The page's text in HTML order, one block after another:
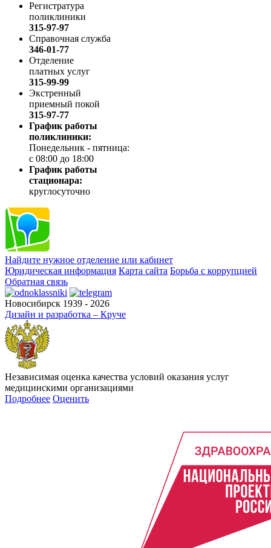
Регистратура
поликлиники
315-97-97
Справочная служба
346-01-77
Отделение
платных услуг
315-99-99
Экстренный
приемный покой
315-97-77
График работы
поликлиники:
Понедельник - пятница:
с 08:00 до 18:00
График работы
стационара:
круглосуточно
Найдите нужное отделение или кабинет
Юридическая информация Карта сайта Борьба с коррупцией
Обратная связь
Новосибирск 1939 - 2026
Дизайн и разработка – Круче
Независимая оценка качества условий оказания услуг
медицинскими организациями
Подробнее Оценить